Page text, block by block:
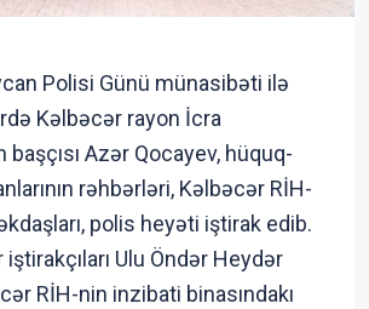
Polisi Günü münasibəti ilə
Kəlbəcər rayon İcra
Azər Qocayev, hüquq-
rəhbərləri, Kəlbəcər RİH-
polis heyəti iştirak edib.
Ulu Öndər Heydər
RİH-nin inzibati binasındakı